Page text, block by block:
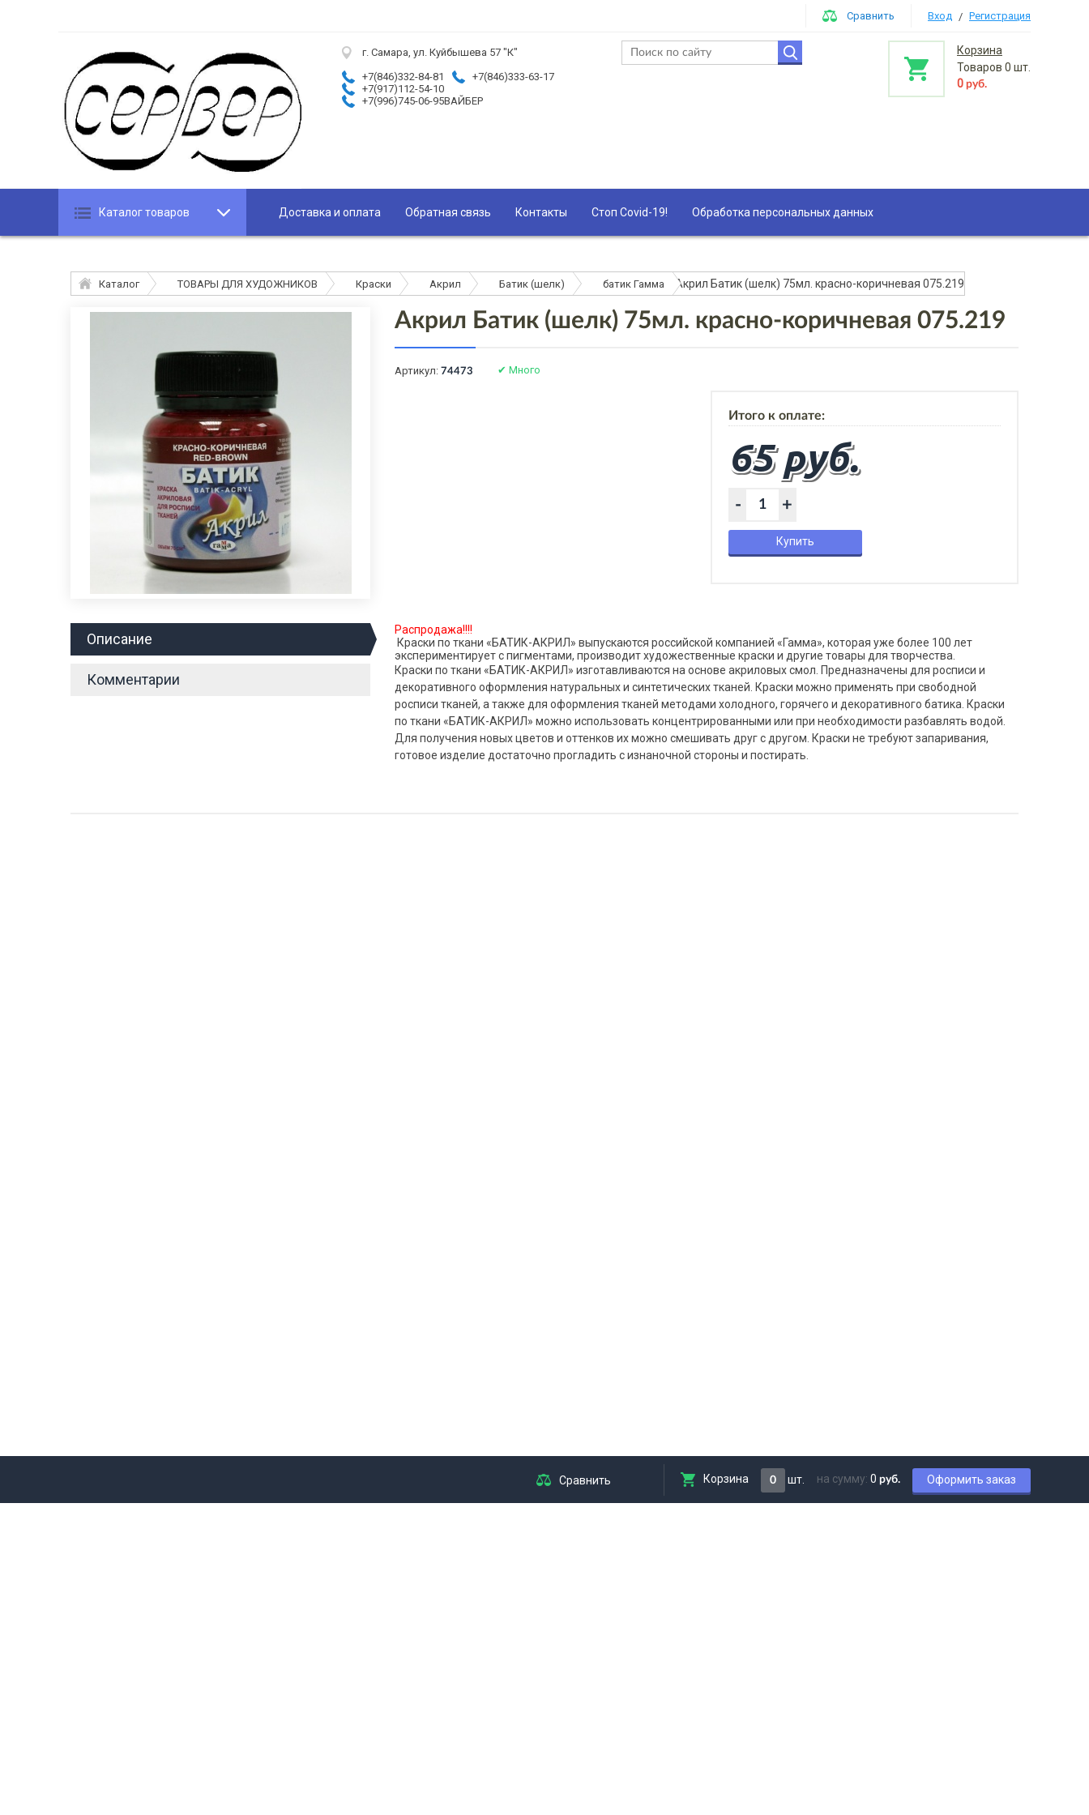
Сравнить Корзина 0 шт. на сумму: 0 руб. Оформить заказ
Сравнить Вход / Регистрация
г. Самара, ул. Куйбышева 57 "К"
+7(846)332-84-81
+7(846)333-63-17
+7(917)112-54-10
+7(996)745-06-95ВАЙБЕР
Корзина
Товаров 0 шт.
0 руб.
Каталог товаров Доставка и оплата Обратная связь Контакты Стоп Covid-19! Обработка персональных данных
Каталог ТОВАРЫ ДЛЯ ХУДОЖНИКОВ Краски Акрил Батик (шелк) батик Гамма Акрил Батик (шелк) 75мл. красно-коричневая 075.219
Акрил Батик (шелк) 75мл. красно-коричневая 075.219
Артикул: 74473 ✔ Много
Итого к оплате:
65 руб.
+
-
Купить
Описание
Комментарии
Распродажа!!!!
Краски по ткани «БАТИК-АКРИЛ» выпускаются российской компанией «Гамма», которая уже более 100 лет
экспериментирует с пигментами, производит художественные краски и другие товары для творчества.
Краски по ткани «БАТИК-АКРИЛ» изготавливаются на основе акриловых смол. Предназначены для росписи и
декоративного оформления натуральных и синтетических тканей. Краски можно применять при свободной
росписи тканей, а также для оформления тканей методами холодного, горячего и декоративного батика. Краски
по ткани «БАТИК-АКРИЛ» можно использовать концентрированными или при необходимости разбавлять водой.
Для получения новых цветов и оттенков их можно смешивать друг с другом. Краски не требуют запаривания,
готовое изделие достаточно прогладить с изнаночной стороны и постирать.